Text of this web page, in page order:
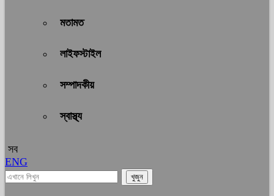
মতামত
লাইফস্টাইল
সম্পাদকীয়
স্বাস্থ্য
সব
ENG